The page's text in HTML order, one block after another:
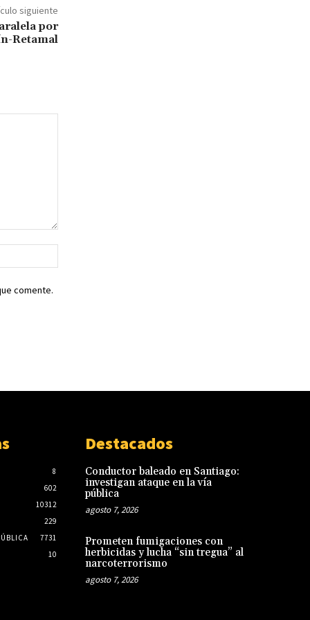
siguiente
por
Retamal
web:
comente.
8
602
10312
229
7731
10
Destacados
Conductor baleado en Santiago:
investigan ataque en la vía
pública
agosto 7, 2026
Prometen fumigaciones con
herbicidas y lucha “sin tregua” al
narcoterrorismo
agosto 7, 2026